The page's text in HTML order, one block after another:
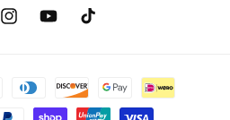
InstagramYouTubeTikTok